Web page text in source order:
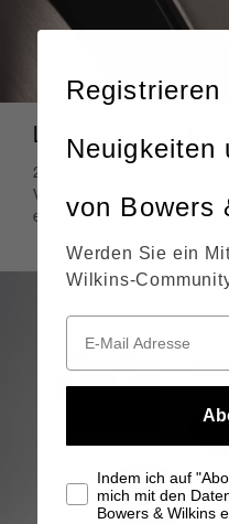
Leistung und
250 Watt klingt nach viel –
Verstärkung macht den
effizient, sondern auch
Neuigkeiten
von Bowers
Werden Sie ein
Wilkins-
Indem ich auf
mich mit den
Bowers & Wilkins